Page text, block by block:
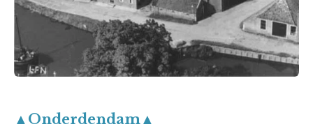
▲Onderdendam▲